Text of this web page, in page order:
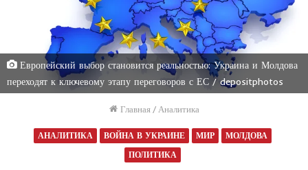
Европейский выбор становится реальностью: Украина и Молдова
переходят к ключевому этапу переговоров с ЕС / depositphotos
Главная / Аналитика
АНАЛИТИКА ВОЙНА В УКРАИНЕ МИР
МОЛДОВА
ПОЛИТИКА